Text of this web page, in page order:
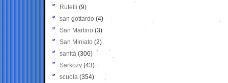
Rutelli (9)
san gottardo (4)
San Martino (3)
San Miniato (2)
sanità (306)
Sarkozy (43)
scuola (354)